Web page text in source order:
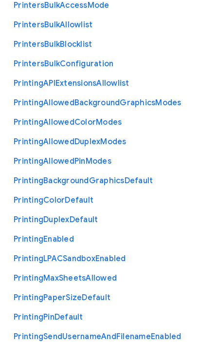
PrintersBulkAccessMode
PrintersBulkAllowlist
PrintersBulkBlocklist
PrintersBulkConfiguration
PrintingAPIExtensionsAllowlist
PrintingAllowedBackgroundGraphicsModes
PrintingAllowedColorModes
PrintingAllowedDuplexModes
PrintingAllowedPinModes
PrintingBackgroundGraphicsDefault
PrintingColorDefault
PrintingDuplexDefault
PrintingEnabled
PrintingLPACSandboxEnabled
PrintingMaxSheetsAllowed
PrintingPaperSizeDefault
PrintingPinDefault
PrintingSendUsernameAndFilenameEnabled